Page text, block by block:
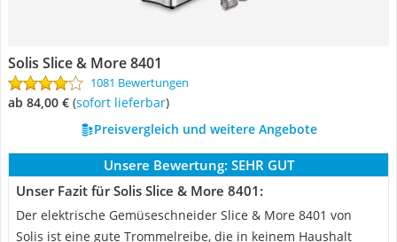
Solis Slice & More 8401
1081 Bewertungen
ab 84,00 € ( Sofort lieferbar)
Preisvergleich und weitere Angebote
Unsere Bewertung: SEHR GUT
Unser Fazit für Solis Slice & More 8401:
Der elektrische Gemüseschneider Slice & More 8401 von
Solis ist eine gute Trommelreibe, die in keinem Haushalt